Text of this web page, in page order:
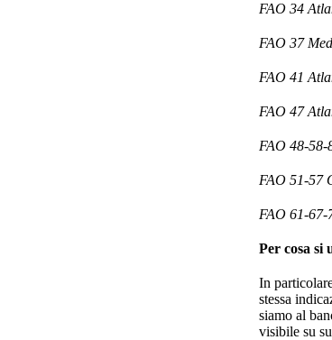
FAO 34
FAO 37
FAO 41
FAO 47
FAO 48-
FAO 51-57
FAO 61-67-
Per cosa si
In
stessa
siamo al
visibile su